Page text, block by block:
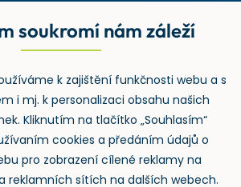
zkratek v odpadech
soukromí nám záleží
k zajištění funkčnosti webu a s
i mj. k personalizaci obsahu našich
Kliknutím na tlačítko „Souhlasím“
cookies a předáním údajů o
pro zobrazení cílené reklamy na
reklamních sítích na dalších webech.